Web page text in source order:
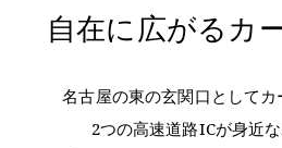
自在に広がるカ
名古屋の東の玄関口としてカ
2つの高速道路ICが身近な